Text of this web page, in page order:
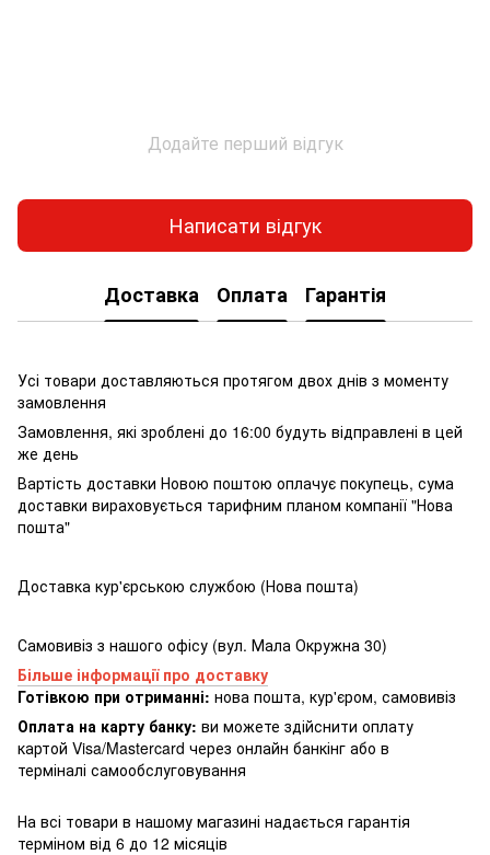
Додайте перший відгук
Написати відгук
Доставка Оплата Гарантія
Усі товари доставляються протягом двох днів з моменту
замовлення
Замовлення, які зроблені до 16:00 будуть відправлені в цей
же день
Вартість доставки Новою поштою оплачує покупець, сума
доставки вираховується тарифним планом компанії "Нова
пошта"
Доставка кур'єрською службою (Нова пошта)
Самовивіз з нашого офісу (вул. Мала Окружна 30)
Більше інформації про доставку
Готівкою при отриманні: нова пошта, кур'єром, самовивіз
Оплата на карту банку: ви можете здійснити оплату
картой Visa/Mastercard через онлайн банкінг або в
терміналі самообслуговування
На всі товари в нашому магазині надається гарантія
терміном від 6 до 12 місяців